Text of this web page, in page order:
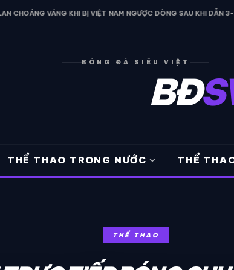
KHI BỊ VIỆT NAM NGƯỢC DÒNG SAU KHI DẪN 3-0
BÓNG ĐÁ SIÊU VIỆT
BĐ
THỂ THAO TRONG NƯỚC expand_more THỂ
THỂ THAO